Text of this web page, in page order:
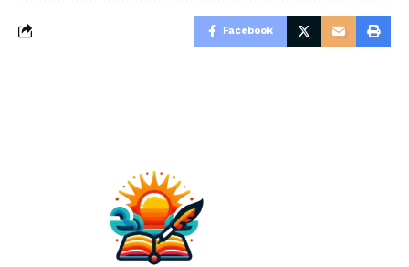
Facebook